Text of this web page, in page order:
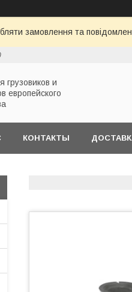
замовлення та
грузовиков и
европейского
КОНТАКТЫ